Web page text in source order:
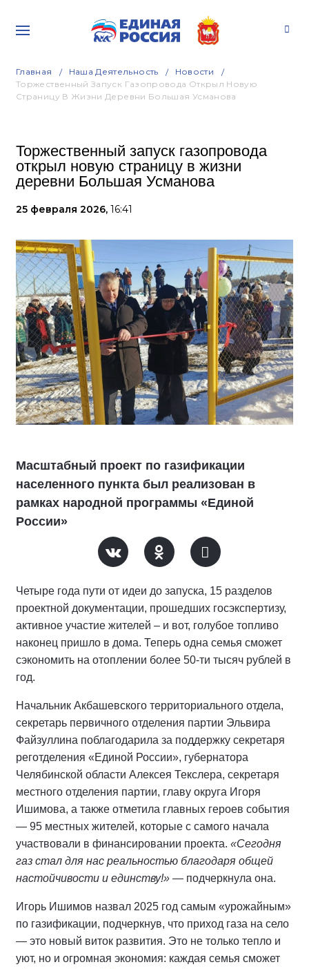
Главная Наша Деятельность
Новости
Торжественный Запуск Газопровода Открыл Новую
Страницу В Жизни Деревни Большая Усманова
Торжественный запуск газопровода
открыл новую страницу в жизни
деревни Большая Усманова
25 февраля 2026, 16:41
Масштабный проект по газификации
населенного пункта был реализован в
рамках народной программы «Единой
России»
Четыре года пути от идеи до запуска, 15 разделов
проектной документации, прошедших госэкспертизу,
активное участие жителей – и вот, голубое топливо
наконец пришло в дома. Теперь одна семья сможет
сэкономить на отоплении более 50-ти тысяч рублей в
год.
Начальник Акбашевского территориального отдела,
секретарь первичного отделения партии Эльвира
Файзуллина поблагодарила за поддержку секретаря
реготделения «Единой России», губернатора
Челябинской области Алексея Текслера, секретаря
местного отделения партии, главу округа Игоря
Ишимова, а также отметила главных героев события
— 95 местных жителей, которые с самого начала
участвовали в финансировании проекта. «Сегодня
газ стал для нас реальностью благодаря общей
настойчивости и единству!» — подчеркнула она.
Игорь Ишимов назвал 2025 год самым «урожайным»
по газификации, подчеркнув, что приход газа на село
— это новый виток развития. Это не только тепло и
уют, но и огромная экономия: каждая семья сможет